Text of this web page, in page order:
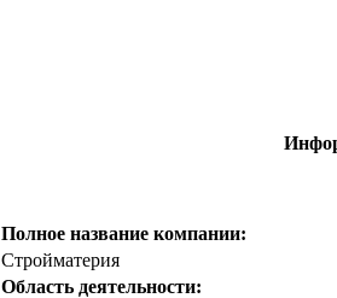
Полное название компании:
Стройматерия
Область деятельности: